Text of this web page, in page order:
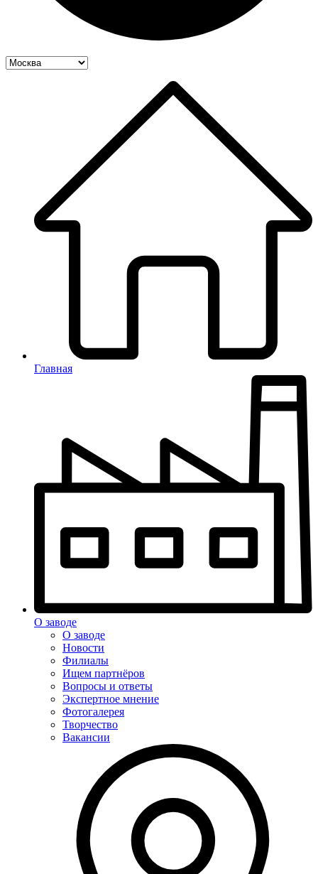
Главная
О заводе
О заводе
Новости
Филиалы
Ищем партнёров
Вопросы и ответы
Экспертное мнение
Фотогалерея
Творчество
Вакансии